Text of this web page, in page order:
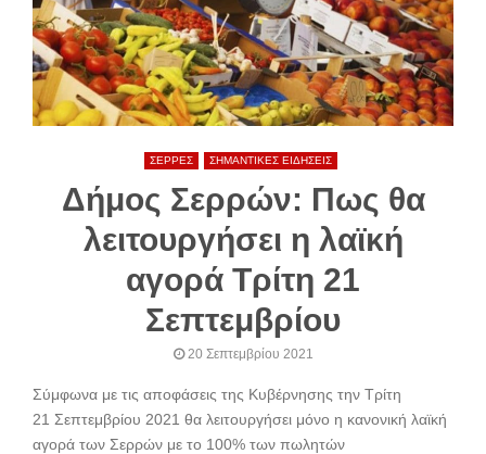
ΣΕΡΡΕΣ ΣΗΜΑΝΤΙΚΕΣ ΕΙΔΗΣΕΙΣ
Δήμος Σερρών: Πως θα
λειτουργήσει η λαϊκή
αγορά Τρίτη 21
Σεπτεμβρίου
20 Σεπτεμβρίου 2021
Σύμφωνα με τις αποφάσεις της Κυβέρνησης την Τρίτη
21 Σεπτεμβρίου 2021 θα λειτουργήσει μόνο η κανονική λαϊκή
αγορά των Σερρών με το 100% των πωλητών